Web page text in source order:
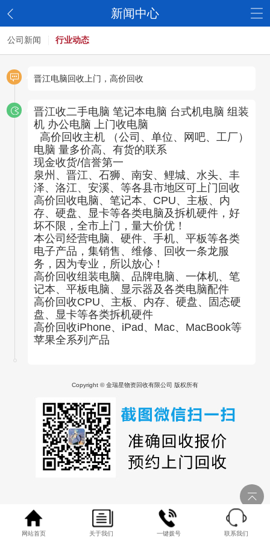
新闻中心
公司新闻 行业动态
晋江电脑回收上门，高价回收
晋江收二手电脑 笔记本电脑 台式机电脑 组装
机 办公电脑 上门收电脑
高价回收主机 （公司、单位、网吧、工厂）
电脑 量多价高、有货的联系
现金收货/信誉第一
泉州、晋江、石狮、南安、鲤城、水头、丰
泽、洛江、安溪、等各县市地区可上门回收
高价回收电脑、笔记本、CPU、主板、内
存、硬盘、显卡等各类电脑及拆机硬件，好
坏不限，全市上门，量大价优！
本公司经营电脑、硬件、手机、平板等各类
电子产品，集销售、维修、回收一条龙服
务，因为专业，所以放心！
高价回收组装电脑、品牌电脑、一体机、笔
记本、平板电脑、显示器及各类电脑配件
高价回收CPU、主板、内存、硬盘、固态硬
盘、显卡等各类拆机硬件
高价回收iPhone、iPad、Mac、MacBook等
苹果全系列产品
Copyright © 金瑞星物资回收有限公司 版权所有
网站首页 关于我们 一键拨号 联系我们